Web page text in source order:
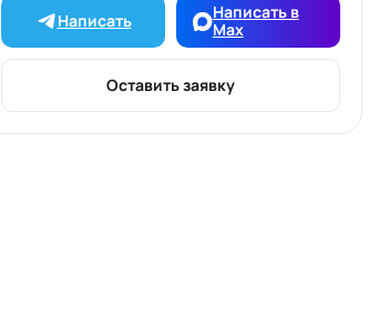
Написать
Написать в
Max
Оставить заявку